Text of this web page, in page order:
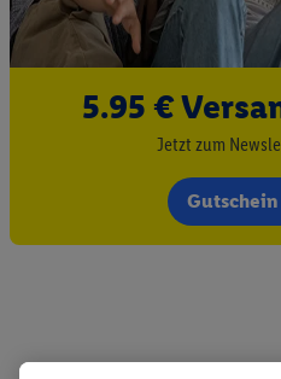
5.95 €
Jetzt zum